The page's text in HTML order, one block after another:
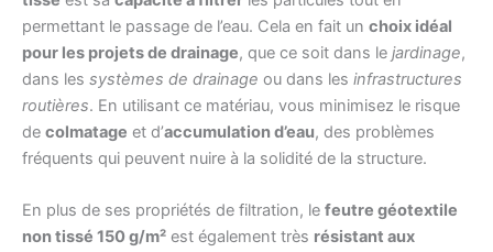
permettant le passage de l’eau. Cela en fait un choix idéal
pour les projets de drainage, que ce soit dans le jardinage,
dans les systèmes de drainage ou dans les infrastructures
routières. En utilisant ce matériau, vous minimisez le risque
de colmatage et d’accumulation d’eau, des problèmes
fréquents qui peuvent nuire à la solidité de la structure.
En plus de ses propriétés de filtration, le feutre géotextile
non tissé 150 g/m² est également très résistant aux